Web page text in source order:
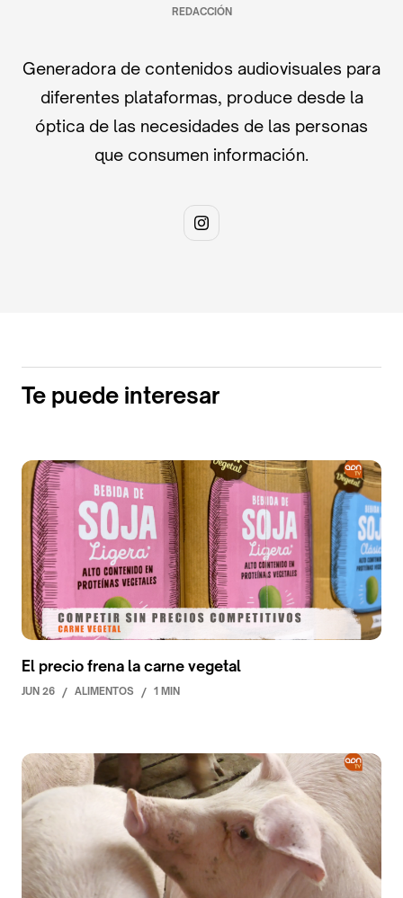
REDACCIÓN
Generadora de contenidos audiovisuales para
diferentes plataformas, produce desde la
óptica de las necesidades de las personas
que consumen información.
Te puede interesar
El precio frena la carne vegetal
JUN 26 / ALIMENTOS / 1 MIN